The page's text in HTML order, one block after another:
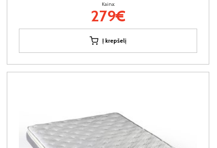
Kaina:
279€
Į krepšelį